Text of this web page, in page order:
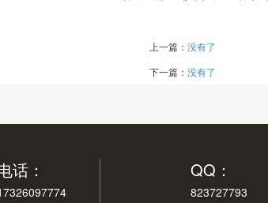
上一篇： 没有了
下一篇： 没有了
话： QQ：
823727793